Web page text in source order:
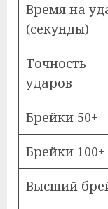
Время на
(секунды)
Точность
ударов
Брейки 50+
Брейки 100+
Высший